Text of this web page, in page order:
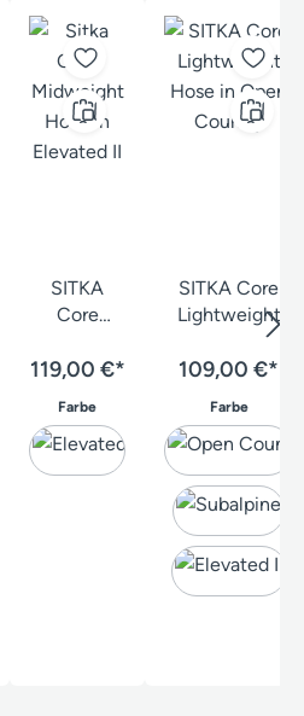
SITKA
Core
Hose
119,00 €*
Farbeauswählen
SITKA Core
Lightweight
109,00 €*
Farbe